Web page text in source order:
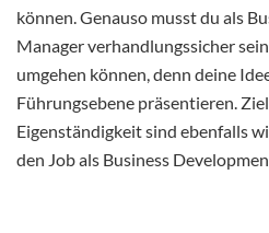
können. Genauso musst du als
Manager verhandlungssicher
umgehen können, denn deine
Führungsebene präsentieren.
Eigenständigkeit sind ebenfalls
den Job als Business